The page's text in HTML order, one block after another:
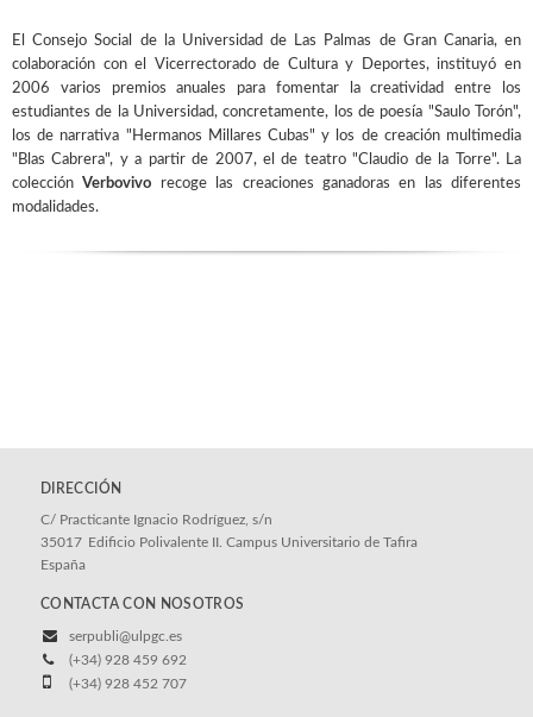
El Consejo Social de la Universidad de Las Palmas de Gran Canaria, en
colaboración con el Vicerrectorado de Cultura y Deportes, instituyó en
2006 varios premios anuales para fomentar la creatividad entre los
estudiantes de la Universidad, concretamente, los de poesía "Saulo Torón",
los de narrativa "Hermanos Millares Cubas" y los de creación multimedia
"Blas Cabrera", y a partir de 2007, el de teatro "Claudio de la Torre". La
colecciónVerbovivo recoge las creaciones ganadoras en las diferentes
modalidades.
DIRECCIÓN
C/ Practicante Ignacio Rodríguez, s/n
35017 Edificio Polivalente II. Campus Universitario de Tafira
España
CONTACTA CON NOSOTROS
serpubli@ulpgc.es
(+34) 928 459 692
(+34) 928 452 707